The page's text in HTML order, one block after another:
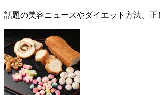
話題の美容ニュースやダイエット方法、